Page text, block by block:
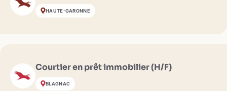
HAUTE-GARONNE
Courtier en prêt immobilier (H/F)
BLAGNAC